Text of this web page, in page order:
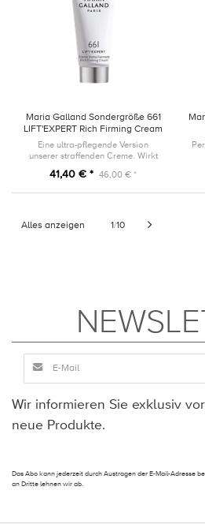
Maria Galland Sondergröße 661
LIFT'EXPERT Rich Firming Cream
20ml
Eine ultra-pflegende Version
unserer straffenden Creme. Wirkt
den Kollagenabbau verantwortlich
41,40 € * 46,00 € *
Alles anzeigen 1/10
Wir informieren Sie exklusiv
neue Produkte.
Das Abo kann jederzeit durch Austragen der E-Mail-Adresse
an Dritte lehnen wir ab.